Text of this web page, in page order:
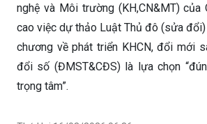
nghệ và Môi trường (KH,CN&MT) của
cao việc dự thảo Luật Thủ đô (sửa
chương về phát triển KHCN, đổi mới
đổi số (ĐMST&CĐS) là lựa chọn
trọng tâm”.